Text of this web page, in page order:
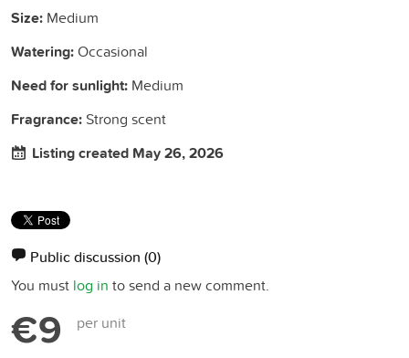
Size: Medium
Watering:Occasional
Need for sunlight: Medium
Fragrance: Strong scent
Listing created May 26, 2026
Public discussion (0)
You must log in to send a new comment.
€9 per unit